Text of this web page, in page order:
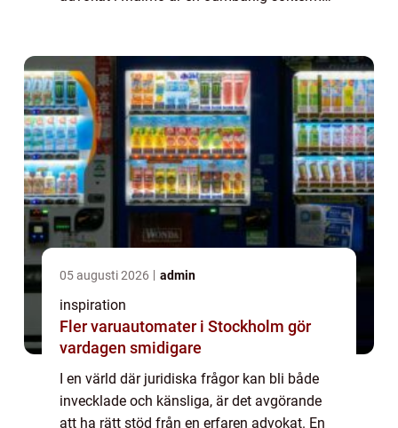
05 augusti 2026 admin
inspiration
Fler varuautomater i Stockholm gör
vardagen smidigare
I en värld där juridiska frågor kan bli både
invecklade och känsliga, är det avgörande
att ha rätt stöd från en erfaren advokat. En